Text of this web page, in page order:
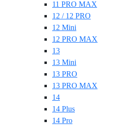
11 PRO MAX
12 / 12 PRO
12 Mini
12 PRO MAX
13
13 Mini
13 PRO
13 PRO MAX
14
14 Plus
14 Pro